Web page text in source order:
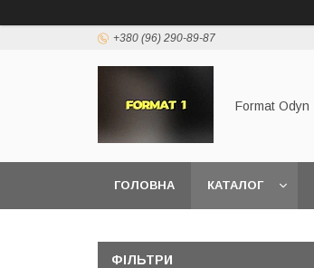
+380 (96) 290-89-87
Format Odyn
ГОЛОВНА КАТАЛОГ
ФІЛЬТРИ